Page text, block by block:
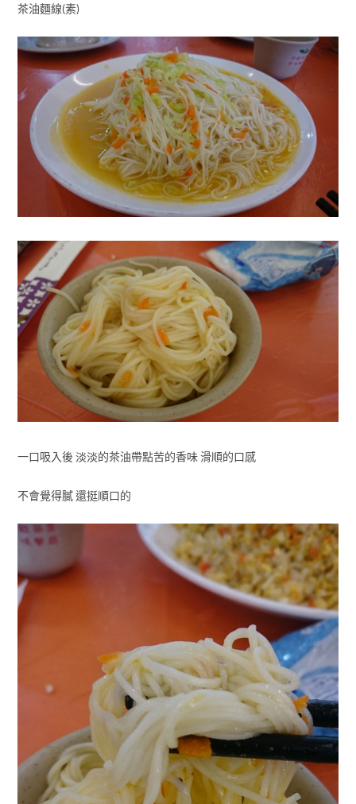
茶油麵線(素)
一口吸入後 淡淡的茶油帶點苦的香味 滑順的口感
不會覺得膩 還挺順口的